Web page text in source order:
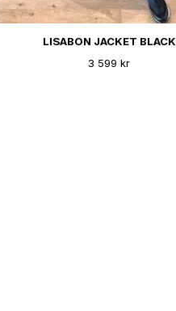
LISABON JACKET BLACK
3 599 kr